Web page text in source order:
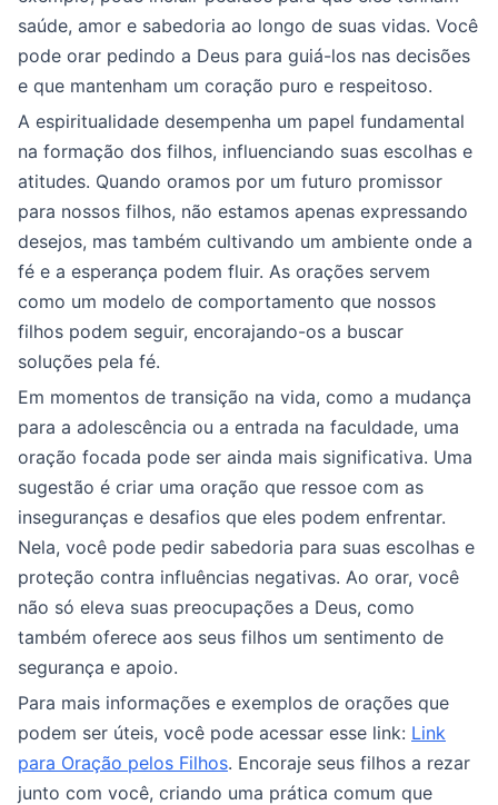
saúde, amor e sabedoria ao longo de suas vidas. Você
pode orar pedindo a Deus para guiá-los nas decisões
e que mantenham um coração puro e respeitoso.
A espiritualidade desempenha um papel fundamental
na formação dos filhos, influenciando suas escolhas e
atitudes. Quando oramos por um futuro promissor
para nossos filhos, não estamos apenas expressando
desejos, mas também cultivando um ambiente onde a
fé e a esperança podem fluir. As orações servem
como um modelo de comportamento que nossos
filhos podem seguir, encorajando-os a buscar
soluções pela fé.
Em momentos de transição na vida, como a mudança
para a adolescência ou a entrada na faculdade, uma
oração focada pode ser ainda mais significativa. Uma
sugestão é criar uma oração que ressoe com as
inseguranças e desafios que eles podem enfrentar.
Nela, você pode pedir sabedoria para suas escolhas e
proteção contra influências negativas. Ao orar, você
não só eleva suas preocupações a Deus, como
também oferece aos seus filhos um sentimento de
segurança e apoio.
Para mais informações e exemplos de orações que
podem ser úteis, você pode acessar esse link: Link
para Oração pelos Filhos. Encoraje seus filhos a rezar
junto com você, criando uma prática comum que